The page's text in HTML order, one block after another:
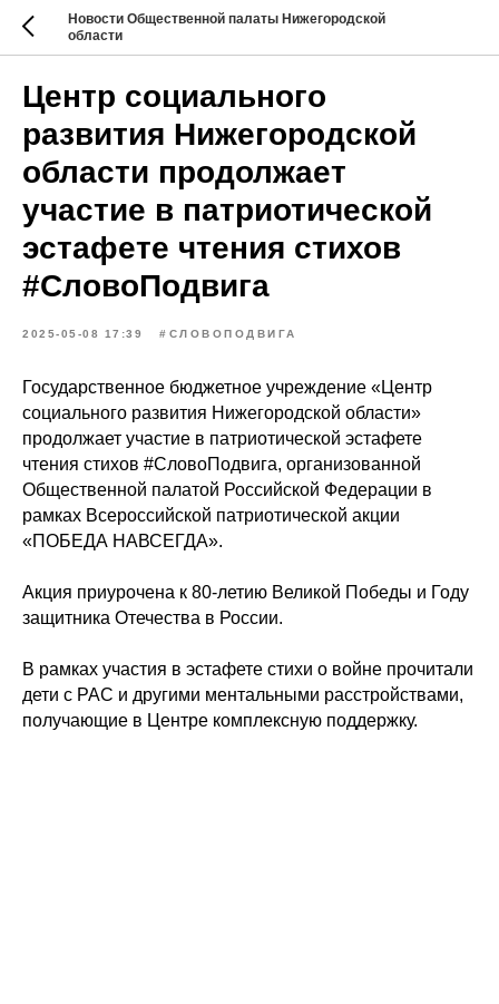
Новости Общественной палаты Нижегородской
области
Центр социального
развития Нижегородской
области продолжает
участие в патриотической
эстафете чтения стихов
#СловоПодвига
2025-05-08 17:39 #СЛОВОПОДВИГА
Государственное бюджетное учреждение «Центр
социального развития Нижегородской области»
продолжает участие в патриотической эстафете
чтения стихов #СловоПодвига, организованной
Общественной палатой Российской Федерации в
рамках Всероссийской патриотической акции
«ПОБЕДА НАВСЕГДА».
Акция приурочена к 80-летию Великой Победы и Году
защитника Отечества в России.
В рамках участия в эстафете стихи о войне прочитали
дети с РАС и другими ментальными расстройствами,
получающие в Центре комплексную поддержку.